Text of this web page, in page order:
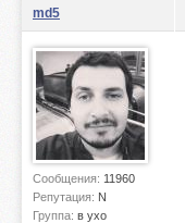
md5
Сообщения: 11960
Репутация: N
Группа: в ухо